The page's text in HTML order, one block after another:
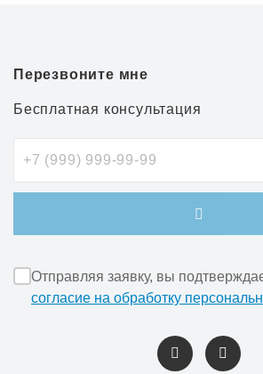
Перезвоните мне
Бесплатная консультация
Отправляя заявку, вы
согласие на обработку